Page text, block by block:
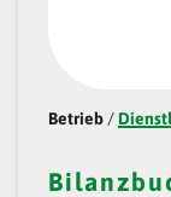
Betrieb /